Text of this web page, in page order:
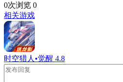
0次浏览 0
相关游戏
时空猎人•觉醒 4.8